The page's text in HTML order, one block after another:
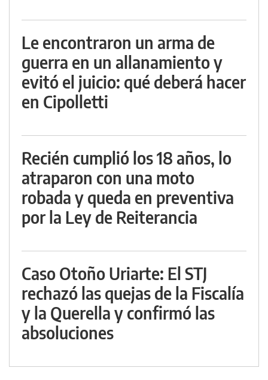
Le encontraron un arma de
guerra en un allanamiento y
evitó el juicio: qué deberá hacer
en Cipolletti
Recién cumplió los 18 años, lo
atraparon con una moto
robada y queda en preventiva
por la Ley de Reiterancia
Caso Otoño Uriarte: El STJ
rechazó las quejas de la Fiscalía
y la Querella y confirmó las
absoluciones